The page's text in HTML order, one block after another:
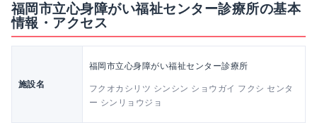
福岡市立心身障がい福祉センター診療所の基本
情報・アクセス
施設名
福岡市立心身障がい福祉センター診療所
フクオカシリツ シンシン ショウガイ フクシ センタ
ー シンリョウジョ